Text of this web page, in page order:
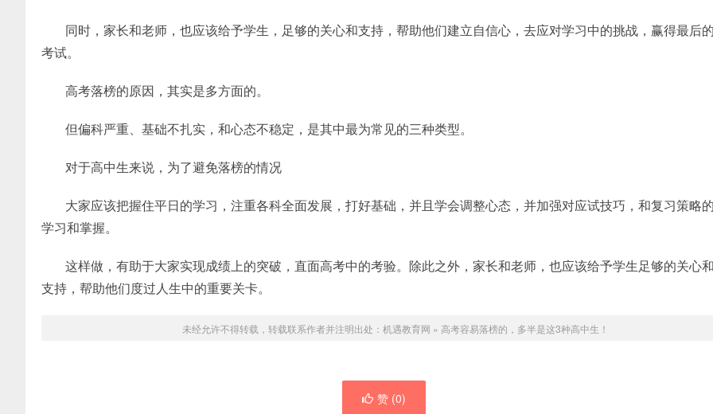
同时，家长和老师，也应该给予学生，足够的关心和支持，帮助他们建立自信心，去应对学习中的挑战，赢得最后的
考试。
高考落榜的原因，其实是多方面的。
但偏科严重、基础不扎实，和心态不稳定，是其中最为常见的三种类型。
对于高中生来说，为了避免落榜的情况
大家应该把握住平日的学习，注重各科全面发展，打好基础，并且学会调整心态，并加强对应试技巧，和复习策略的
学习和掌握。
这样做，有助于大家实现成绩上的突破，直面高考中的考验。除此之外，家长和老师，也应该给予学生足够的关心和
支持，帮助他们度过人生中的重要关卡。
未经允许不得转载，转载联系作者并注明出处： 机遇教育网 » 高考容易落榜的，多半是这3种高中生！
赞 (0)